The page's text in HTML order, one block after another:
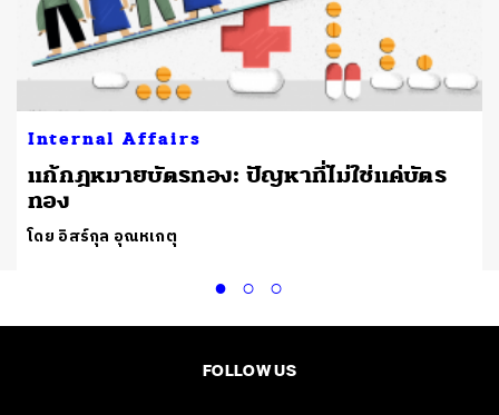
Internal Affairs
แก้กฎหมายบัตรทอง: ปัญหาที่ไม่ใช่แค่บัตร
ทอง
โดย อิสร์กุล อุณหเกตุ
FOLLOW US